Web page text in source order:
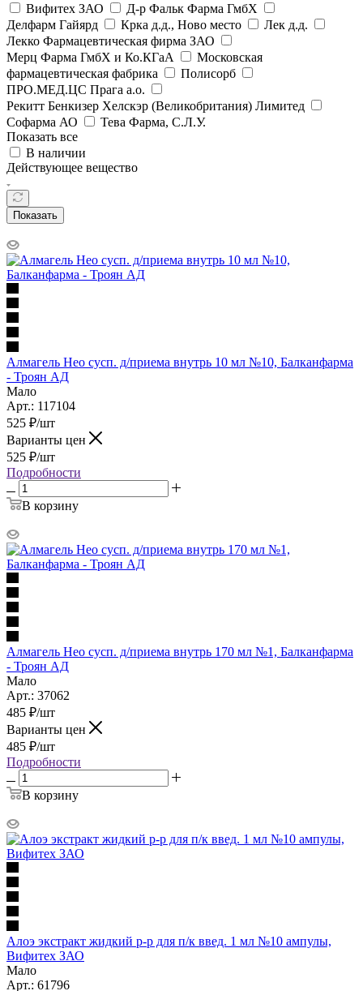
Вифитех ЗАО
Д-р Фальк Фарма ГмбХ
Делфарм Гайярд
Крка д.д., Ново место
Лек д.д.
Лекко Фармацевтическая фирма ЗАО
Мерц Фарма ГмбХ и Ко.КГаА
Московская
фармацевтическая фабрика
Полисорб
ПРО.МЕД.ЦС Прага а.о.
Рекитт Бенкизер Хелскэр (Великобритания) Лимитед
Софарма АО
Тева Фарма, С.Л.У.
Показать все
В наличии
Действующее вещество
Показать
Алмагель Нео сусп. д/приема внутрь 10 мл №10, Балканфарма
- Троян АД
Мало
Арт.: 117104
525 ₽/шт
Варианты цен
525 ₽/шт
Подробности
В корзину
Алмагель Нео сусп. д/приема внутрь 170 мл №1, Балканфарма
- Троян АД
Мало
Арт.: 37062
485 ₽/шт
Варианты цен
485 ₽/шт
Подробности
В корзину
Алоэ экстракт жидкий р-р для п/к введ. 1 мл №10 ампулы,
Вифитех ЗАО
Мало
Арт.: 61796